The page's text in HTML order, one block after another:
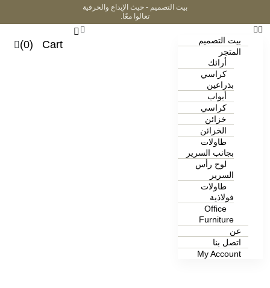
بيت التصميم - حيث الإبداع والحرفية
تعالوا معًا.
بيت التصميم
المتجر
أرائك
كراسي
بذراعين
أبواب
كراسي
خزائن
الخزائن
طاولات
بجانب السرير
لوح رأس
السرير
طاولات
فولاذية
Office
Furniture
عن
اتصل بنا
My Account
Cart
(0)